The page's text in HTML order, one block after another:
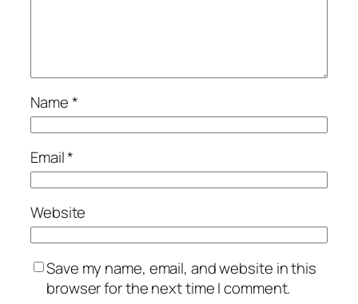
Name*
Email*
Website
Save my name, email, and website in this
browser for the next time I comment.